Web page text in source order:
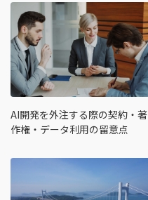
AI開発を外注する際の契約・著
作権・データ利用の留意点